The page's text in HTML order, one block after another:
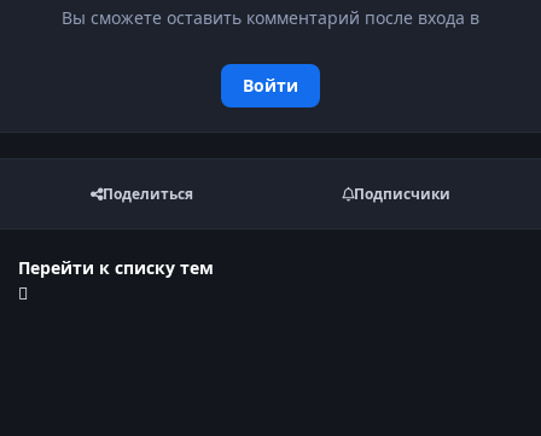
Вы сможете оставить комментарий после входа в
Войти
Поделиться Подписчики
Перейти к списку тем